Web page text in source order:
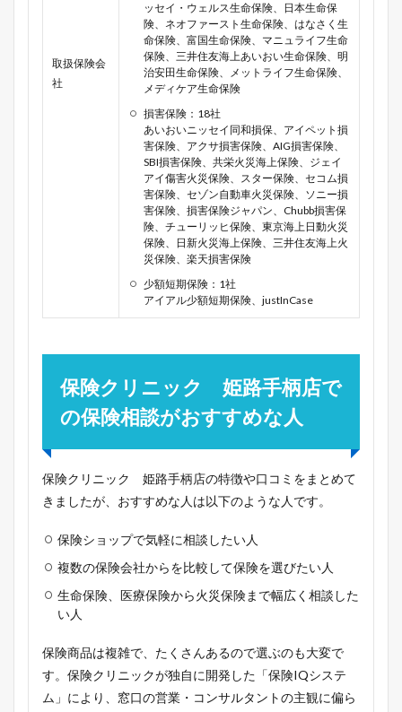
取扱保険会
社
ッセイ・ウェルス生命保険、日本生命保
険、ネオファースト生命保険、はなさく生
命保険、富国生命保険、マニュライフ生命
保険、三井住友海上あいおい生命保険、明
治安田生命保険、メットライフ生命保険、
メディケア生命保険
損害保険：18社
あいおいニッセイ同和損保、アイペット損
害保険、アクサ損害保険、AIG損害保険、
SBI損害保険、共栄火災海上保険、ジェイ
アイ傷害火災保険、スター保険、セコム損
害保険、セゾン自動車火災保険、ソニー損
害保険、損害保険ジャパン、Chubb損害保
険、チューリッヒ保険、東京海上日動火災
保険、日新火災海上保険、三井住友海上火
災保険、楽天損害保険
少額短期保険：1社
アイアル少額短期保険、justInCase
保険クリニック 姫路手柄店で
の保険相談がおすすめな人
保険クリニック 姫路手柄店の特徴や口コミをまとめて
きましたが、おすすめな人は以下のような人です。
保険ショップで気軽に相談したい人
複数の保険会社からを比較して保険を選びたい人
生命保険、医療保険から火災保険まで幅広く相談した
い人
保険商品は複雑で、たくさんあるので選ぶのも大変で
す。保険クリニックが独自に開発した「保険IQシステ
ム」により、窓口の営業・コンサルタントの主観に偏ら